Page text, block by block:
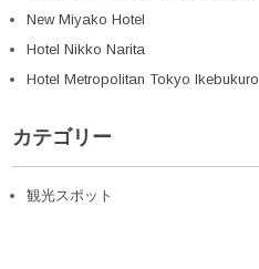
New Miyako Hotel
Hotel Nikko Narita
Hotel Metropolitan Tokyo Ikebukuro
カテゴリー
観光スポット